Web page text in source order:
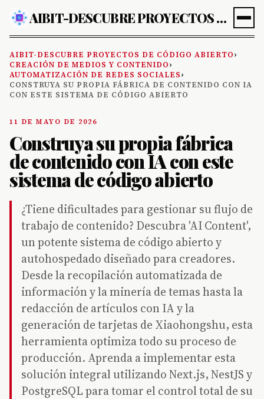
AIBIT-DESCUBRE PROYECTOS DE CÓDIGO ABIERTO
AIBIT-DESCUBRE PROYECTOS DE CÓDIGO ABIERTO›
CREACIÓN DE MEDIOS Y CONTENIDO›
AUTOMATIZACIÓN DE REDES SOCIALES›
CONSTRUYA SU PROPIA FÁBRICA DE CONTENIDO CON IA
CON ESTE SISTEMA DE CÓDIGO ABIERTO
11 DE MAYO DE 2026
Construya su propia fábrica
de contenido con IA con este
sistema de código abierto
¿Tiene dificultades para gestionar su flujo de
trabajo de contenido? Descubra 'AI Content',
un potente sistema de código abierto y
autohospedado diseñado para creadores.
Desde la recopilación automatizada de
información y la minería de temas hasta la
redacción de artículos con IA y la
generación de tarjetas de Xiaohongshu, esta
herramienta optimiza todo su proceso de
producción. Aprenda a implementar esta
solución integral utilizando Next.js, NestJS y
PostgreSQL para tomar el control total de su